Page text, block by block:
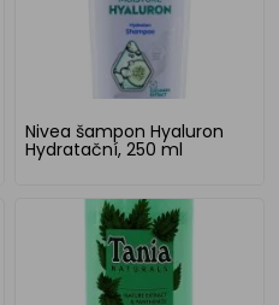
Nivea šampon Hyaluron
Hydratační, 250 ml